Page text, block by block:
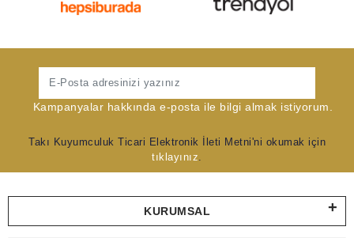
Kampanyalar hakkında e-posta ile bilgi almak istiyorum.
Takı Kuyumculuk Ticari Elektronik İleti Metni'ni okumak için
tıklayınız
KURUMSAL